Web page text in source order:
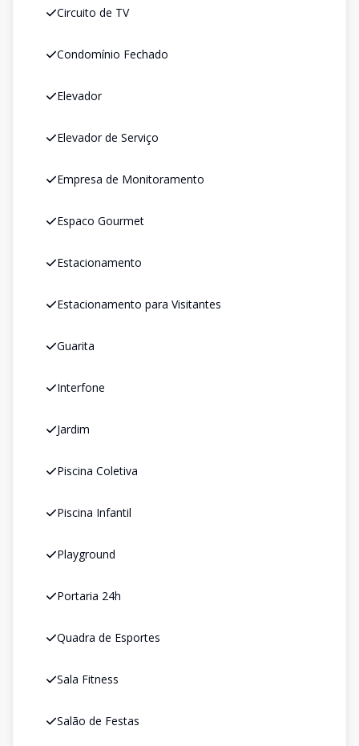
Circuito de TV
Condomínio Fechado
Elevador
Elevador de Serviço
Empresa de Monitoramento
Espaco Gourmet
Estacionamento
Estacionamento para Visitantes
Guarita
Interfone
Jardim
Piscina Coletiva
Piscina Infantil
Playground
Portaria 24h
Quadra de Esportes
Sala Fitness
Salão de Festas